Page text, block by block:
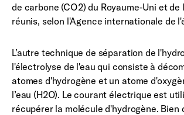
de carbone (CO2) du Royaume-Uni et de
réunis, selon l'Agence internationale de
L’autre technique de séparation de
l'électrolyse de l'eau qui consiste à
atomes d'hydrogène et un atome
l’eau (H2O). Le courant électrique est
récupérer la molécule d'hydrogène. Bien